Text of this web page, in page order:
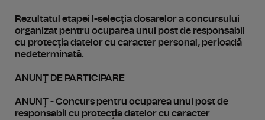
Rezultatul etapei I-selecția dosarelor a concursului
organizat pentru ocuparea unui post de responsabil
cu protecția datelor cu caracter personal, perioadă
nedeterminată.
ANUNŢ DE PARTICIPARE
ANUNȚ - Concurs pentru ocuparea unui post de
responsabil cu protecția datelor cu caracter